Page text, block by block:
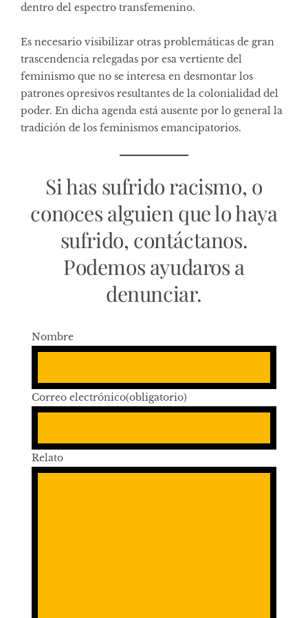
dentro del espectro transfemenino.
Es necesario visibilizar otras problemáticas de gran
trascendencia relegadas por esa vertiente del
feminismo que no se interesa en desmontar los
patrones opresivos resultantes de la colonialidad del
poder. En dicha agenda está ausente por lo general la
tradición de los feminismos emancipatorios.
Si has sufrido racismo, o
conoces alguien que lo haya
sufrido, contáctanos.
Podemos ayudaros a
denunciar.
Nombre
Correo electrónico(obligatorio)
Relato